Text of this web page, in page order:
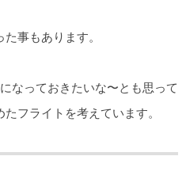
事もあります。
なっておきたいな〜とも思って
フライトを考えています。